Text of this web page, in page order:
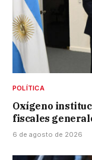
POLÍTICA
Oxígeno
fiscales
6 de agosto de 2026